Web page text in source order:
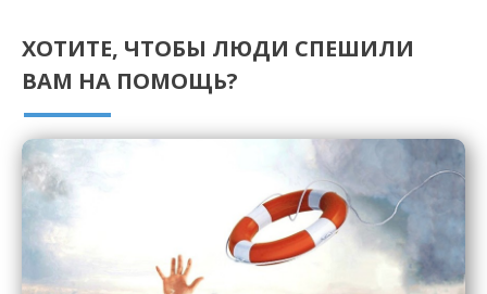
ХОТИТЕ, ЧТОБЫ ЛЮДИ СПЕШИЛИ
ВАМ НА ПОМОЩЬ?